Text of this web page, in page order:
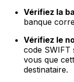
Vérifiez la
banque
Vérifiez le
code SWIFT
vous que
destinataire.